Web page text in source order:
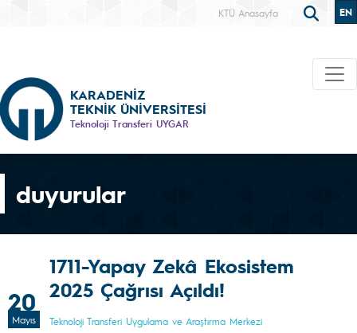
KTÜ Anasayfa EN
KARADENİZ
TEKNİK ÜNİVERSİTESİ
Teknoloji Transferi UYGAR
duyurular
20
Mayıs
1711-Yapay Zekâ Ekosistem
2025 Çağrısı Açıldı!
Teknoloji Transferi Uygulama ve Araştırma Merkezi